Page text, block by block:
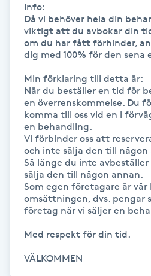
Japansk massage
Katun fransar
Kemisk peeling
Keratinbehandling
Kinesiologi
Kinesisk medicin
Info:
Då vi behöver hela din
viktigt att du avbokar din
om du har fått förhinder,
dig med 100% för den
Min förklaring till detta är:
När du beställer en tid för
en överrenskommelse. Du
komma till oss vid en i
en behandling.
Vi förbinder oss att
och inte sälja den till någon
Så länge du inte
sälja den till någon annan.
Som egen företagare är vår
omsättningen, dvs. pengar
företag när vi säljer en
Med respekt för din tid.
VÄLKOMMEN